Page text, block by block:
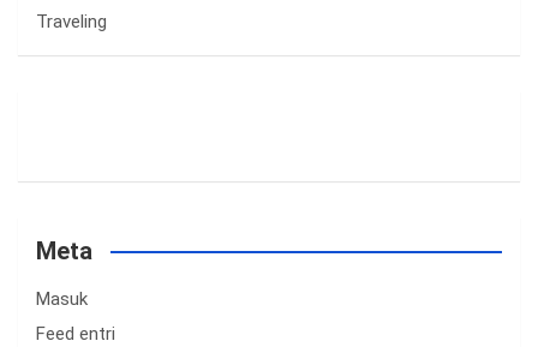
Traveling
Meta
Masuk
Feed entri